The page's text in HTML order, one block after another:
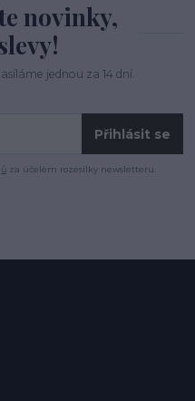
novinky,
jednou za 14 dní.
Přihlásit se
za účelem rozesílky newsletteru.